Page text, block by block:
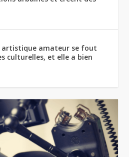
artistique amateur se fout
culturelles, et elle a bien